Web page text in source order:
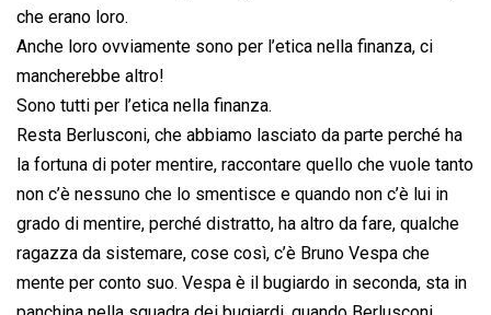
che erano loro.
Anche loro ovviamente sono per l’etica nella finanza, ci
mancherebbe altro!
Sono tutti per l’etica nella finanza.
Resta Berlusconi, che abbiamo lasciato da parte perché ha
la fortuna di poter mentire, raccontare quello che vuole tanto
non c’è nessuno che lo smentisce e quando non c’è lui in
grado di mentire, perché distratto, ha altro da fare, qualche
ragazza da sistemare, cose così, c’è Bruno Vespa che
mente per conto suo. Vespa è il bugiardo in seconda, sta in